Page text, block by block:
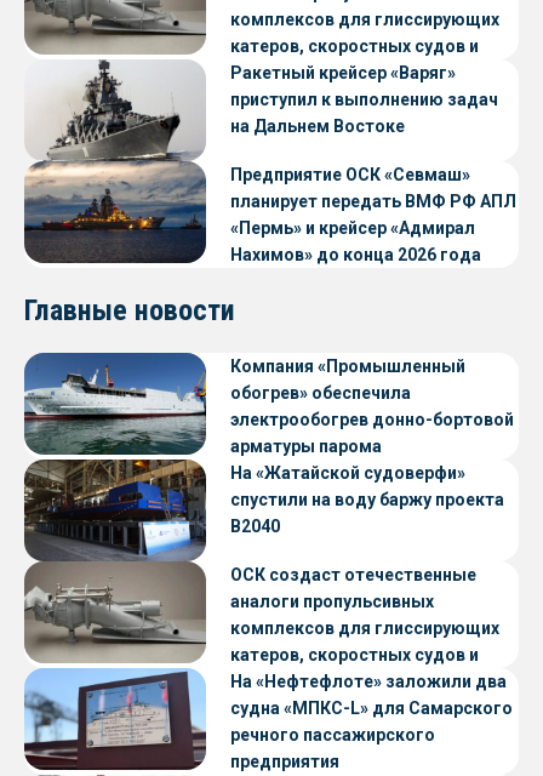
комплексов для глиссирующих
катеров, скоростных судов и
судов с малой осадкой
Ракетный крейсер «Варяг»
приступил к выполнению задач
на Дальнем Востоке
Предприятие ОСК «Севмаш»
планирует передать ВМФ РФ АПЛ
«Пермь» и крейсер «Адмирал
Нахимов» до конца 2026 года
Главные новости
Компания «Промышленный
обогрев» обеспечила
электрообогрев донно-бортовой
арматуры парома
«Петропавловск» проекта CNF22
На «Жатайской судоверфи»
спустили на воду баржу проекта
В2040
ОСК создаст отечественные
аналоги пропульсивных
комплексов для глиссирующих
катеров, скоростных судов и
судов с малой осадкой
На «Нефтефлоте» заложили два
судна «МПКС-L» для Самарского
речного пассажирского
предприятия